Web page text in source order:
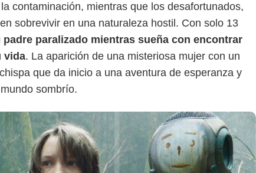
contaminación, mientras que los desafortunados,
sobrevivir en una naturaleza hostil. Con solo 13
padre paralizado mientras sueña con encontrar
vida. La aparición de una misteriosa mujer con un
que da inicio a una aventura de esperanza y
sombrío.